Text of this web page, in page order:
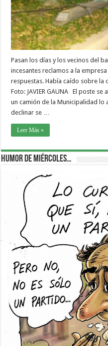
Pasan los días y los vecinos del
incesantes reclamos a la
respuestas. Había caído sobre la
Foto: JAVIER GAUNA El poste
un camión de la Municipalidad lo
declinar se …
Leer Más »
Humor de Miércoles…